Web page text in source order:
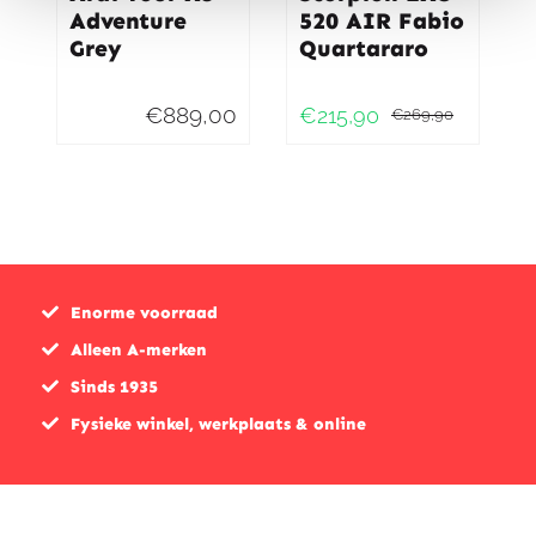
Adventure
Grey
€889,00
520 AIR Fabio
Quartararo
€269,90
€215,90
Enorme voorraad
Alleen A-merken
Sinds 1935
Fysieke winkel, werkplaats & online